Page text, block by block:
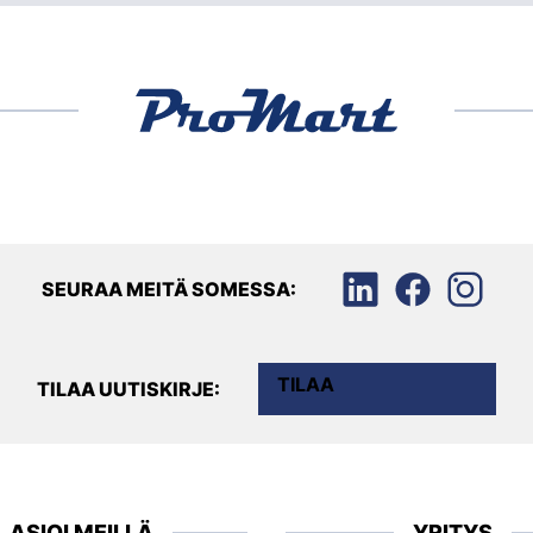
SEURAA MEITÄ SOMESSA:
TILAA UUTISKIRJE: TILAA